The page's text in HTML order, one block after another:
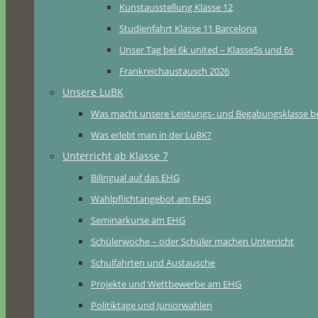
Kunstausstellung Klasse 12
Studienfahrt Klasse 11 Barcelona
Unser Tag bei 6k united – Klasse5s und 6s
Frankreichaustausch 2026
Unsere LuBK
Was macht unsere Leistungs- und Begabungsklasse
Was erlebt man in der LuBK?
Unterricht ab Klasse 7
Bilingual auf das EHG
Wahlpflichtangebot am EHG
Seminarkurse am EHG
Schülerwoche – oder Schüler machen Unterricht
Schulfahrten und Austausche
Projekte und Wettbewerbe am EHG
Politiktage und Juniorwahlen